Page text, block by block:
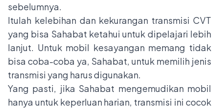
sebelumnya.
Itulah kelebihan dan kekurangan transmisi CVT
yang bisa Sahabat ketahui untuk dipelajari lebih
lanjut. Untuk mobil kesayangan memang tidak
bisa coba-coba ya, Sahabat, untuk memilih jenis
transmisi yang harus digunakan.
Yang pasti, jika Sahabat mengemudikan mobil
hanya untuk keperluan harian, transmisi ini cocok